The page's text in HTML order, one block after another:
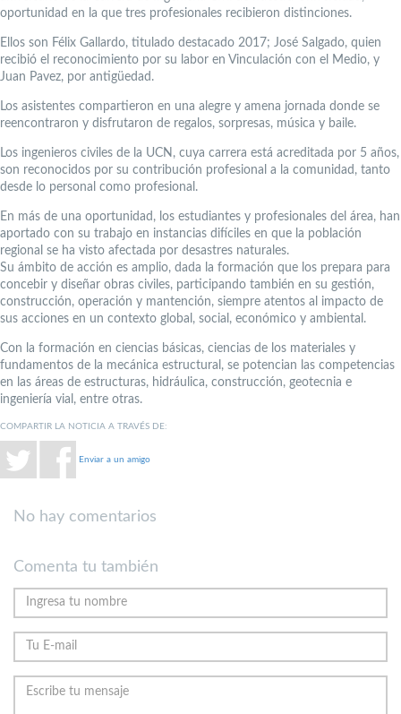
oportunidad en la que tres profesionales recibieron distinciones.
Ellos son Félix Gallardo, titulado destacado 2017; José Salgado, quien
recibió el reconocimiento por su labor en Vinculación con el Medio, y
Juan Pavez, por antigüedad.
Los asistentes compartieron en una alegre y amena jornada donde se
reencontraron y disfrutaron de regalos, sorpresas, música y baile.
Los ingenieros civiles de la UCN, cuya carrera está acreditada por 5 años,
son reconocidos por su contribución profesional a la comunidad, tanto
desde lo personal como profesional.
En más de una oportunidad, los estudiantes y profesionales del área, han
aportado con su trabajo en instancias difíciles en que la población
regional se ha visto afectada por desastres naturales.
Su ámbito de acción es amplio, dada la formación que los prepara para
concebir y diseñar obras civiles, participando también en su gestión,
construcción, operación y mantención, siempre atentos al impacto de
sus acciones en un contexto global, social, económico y ambiental.
Con la formación en ciencias básicas, ciencias de los materiales y
fundamentos de la mecánica estructural, se potencian las competencias
en las áreas de estructuras, hidráulica, construcción, geotecnia e
ingeniería vial, entre otras.
COMPARTIR LA NOTICIA A TRAVÉS DE:
Enviar a un amigo
No hay comentarios
Comenta tu también